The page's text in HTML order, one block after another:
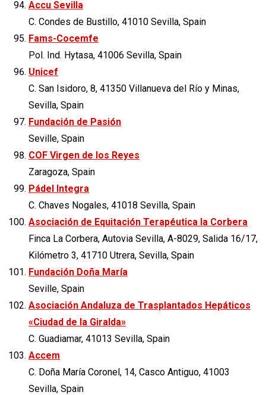
Accu Sevilla
C. Condes de Bustillo, 41010 Sevilla, Spain
Fams-Cocemfe
Pol. Ind. Hytasa, 41006 Sevilla, Spain
Unicef
C. San Isidoro, 8, 41350 Villanueva del Río y Minas,
Sevilla, Spain
Fundación de Pasión
Seville, Spain
COF Virgen de los Reyes
Zaragoza, Spain
Pádel Integra
C. Chaves Nogales, 41018 Sevilla, Spain
Asociación de Equitación Terapéutica la Corbera
Finca La Corbera, Autovia Sevilla, A-8029, Salida 16/17,
Kilómetro 3, 41710 Utrera, Sevilla, Spain
Fundación Doña María
Seville, Spain
Asociación Andaluza de Trasplantados Hepáticos
«Ciudad de la Giralda»
C. Guadiamar, 41013 Sevilla, Spain
Accem
C. Doña María Coronel, 14, Casco Antiguo, 41003
Sevilla, Spain